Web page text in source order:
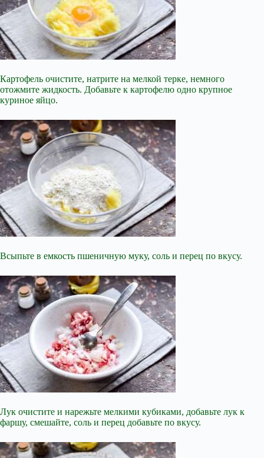
Картофель очистите, натрите на мелкой терке, немного
отожмите жидкость. Добавьте к картофелю одно крупное
куриное яйцо.
Всыпьте в емкость пшеничную муку, соль и перец по вкусу.
Лук очистите и нарежьте мелкими кубиками, добавьте лук к
фаршу, смешайте, соль и перец добавьте по вкусу.